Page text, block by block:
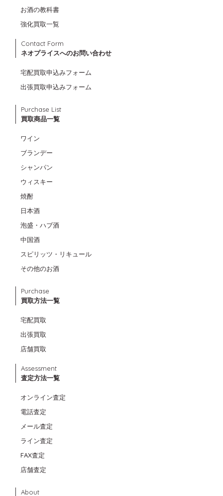
お酒の教科書
強化買取一覧
Contact Form
ネオプライスへのお問い合わせ
宅配買取申込みフォーム
出張買取申込みフォーム
Purchase List
買取商品一覧
ワイン
ブランデー
シャンパン
ウィスキー
焼酎
日本酒
泡盛・ハブ酒
中国酒
スピリッツ・リキュール
その他のお酒
Purchase
買取方法一覧
宅配買取
出張買取
店舗買取
Assessment
査定方法一覧
オンライン査定
電話査定
メール査定
ライン査定
FAX査定
店舗査定
About